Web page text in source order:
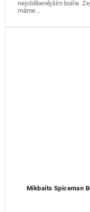
nejoblíbenějším boilie.
máme...
Mikbaits Spiceman